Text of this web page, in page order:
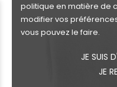
politique en matière de
modifier vos
vous pouvez le faire.
JE SUIS
JE